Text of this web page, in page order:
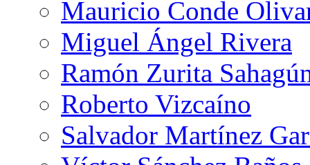
Mauricio Conde
Miguel Ángel Rivera
Ramón Zurita
Roberto Vizcaíno
Salvador Martínez